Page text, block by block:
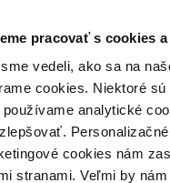
pracovať s cookies
vedeli, ako sa na
cookies. Niektoré
používame analytické
cookies nám
stranami. Veľmi by
Kontakt